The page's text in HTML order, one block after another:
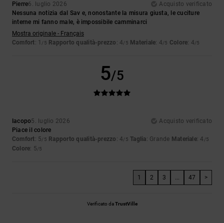
Pierre6. luglio 2026
Acquisto verificato
Nessuna notizia dal Sav e, nonostante la misura giusta, le cuciture
interne mi fanno male, è impossibile camminarci
Mostra originale - Français
Comfort: 1 /5 Rapporto qualità-prezzo : 4/5 Materiale: 4/5 Colore: 4/5
5/5
Iacopo5. luglio 2026
Acquisto verificato
Piace il colore
Comfort: 5/5 Rapporto qualità-prezzo : 4/5 Taglia: Grande Materiale: 4 /5
Colore: 5/5
1 2 3 ... 47 >
Verificato daTrustVille